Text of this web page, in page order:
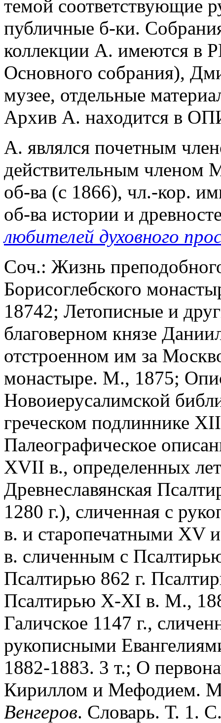
темой соответствующие
публичные б-ки.
коллекции А. имеются в
Основного собрания),
музее, отдельные
Архив А. находится в
А. являлся почетным
действительным членом
об-ва (с 1866), чл.-кор.
об-ва истории и
любителей духовного
Соч.: Жизнь
Борисоглебского
18742; Летописные и
благоверном князе
отстроенном им за
монастыре. М., 1875;
Новоиерусалимской
греческом подлиннике
Палеографическое
XVII в., определенных
Древнеславянская
1280 г.), сличенная с
в. и старопечатными XV
в. сличенным с
Псалтирью 862 г.
Псалтирью X-XI в. М.,
Галичское 1147 г.,
рукописными
1882-1883. 3 т.; О
Кириллом и Мефодием.
Венгеров. Словарь. Т. 1.